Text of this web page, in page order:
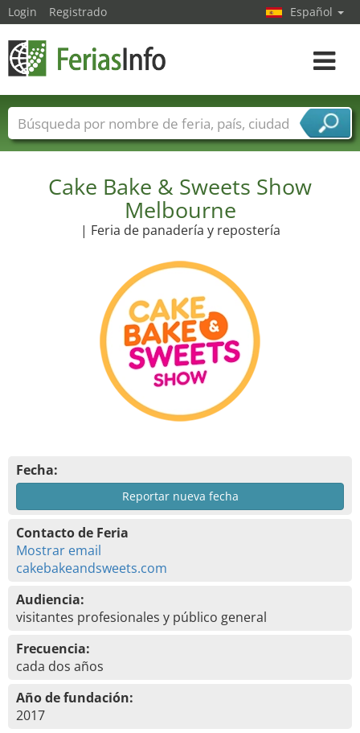
Cake Bake & Sweets Show
Melbourne
| Feria de panadería y repostería
Fecha:
Reportar nueva fecha
Contacto de Feria
Mostrar email
cakebakeandsweets.com
Audiencia:
visitantes profesionales y público general
Frecuencia:
cada dos años
Año de fundación:
2017
Login Registrado Español
toggle
Nombres de ferias Países
Ciudades
Sectores de proveedor de servicios